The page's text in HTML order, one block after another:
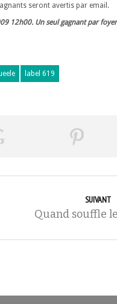
seront avertis par email.
12h00. Un seul gagnant par
label 619
SUIVANT
Quand souffle